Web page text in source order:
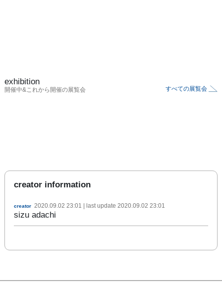
exhibition
開催中&これから開催の展覧会 すべての展覧会
creator information
creator 2020.09.02 23:01 | last update 2020.09.02 23:01
sizu adachi